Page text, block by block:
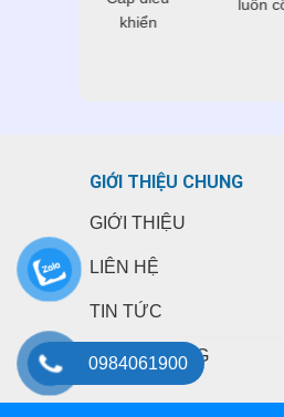
khiển
luồn
GIỚI THIỆU CHUNG
GIỚI THIỆU
LIÊN HỆ
TIN TỨC
TUYỂN DỤNG
0984061900